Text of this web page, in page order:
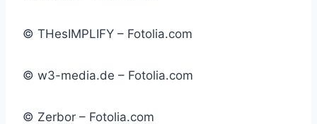
© THesIMPLIFY – Fotolia.com
© w3-media.de – Fotolia.com
© Zerbor – Fotolia.com